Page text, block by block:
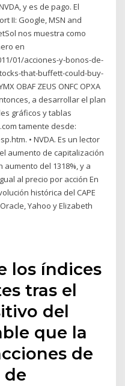
y es de pago. El
II: Google, MSN and
nos muestra como
en
01/acciones-y-bonos-de-
that-buffett-could-buy-
OBAF ZEUS ONFC OPXA
a desarrollar el plan
gráficos y tablas
tamente desde:
• NVDA. Es un lector
aumento de capitalización
aumento del 1318%, y a
al precio por acción En
histórica del CAPE
Yahoo y Elizabeth
los índices
tras el
del
que la
de
de